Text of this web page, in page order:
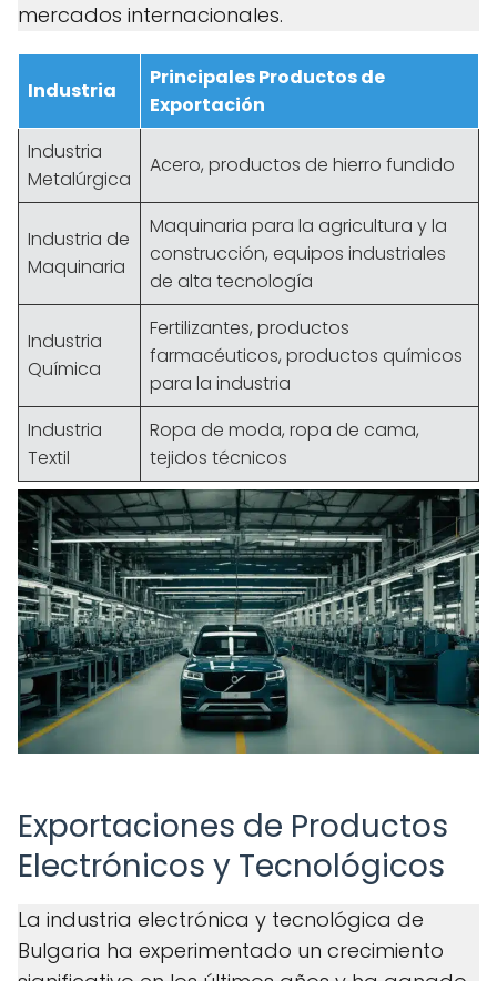
mercados internacionales.
Industria
Principales Productos de
Exportación
Industria
Metalúrgica
Acero, productos de hierro fundido
Industria de
Maquinaria
Maquinaria para la agricultura y la
construcción, equipos industriales
de alta tecnología
Industria
Química
Fertilizantes, productos
farmacéuticos, productos químicos
para la industria
Industria
Textil
Ropa de moda, ropa de cama,
tejidos técnicos
Exportaciones de Productos
Electrónicos y Tecnológicos
La industria electrónica y tecnológica de
Bulgaria ha experimentado un crecimiento